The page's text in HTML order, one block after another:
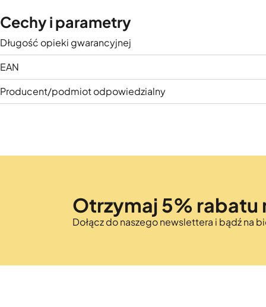
Cechy i parametry
Długość opieki gwarancyjnej
EAN
Producent/podmiot odpowiedzialny
Otrzymaj 5% rabatu
Dołącz do naszego newslettera i bądź na